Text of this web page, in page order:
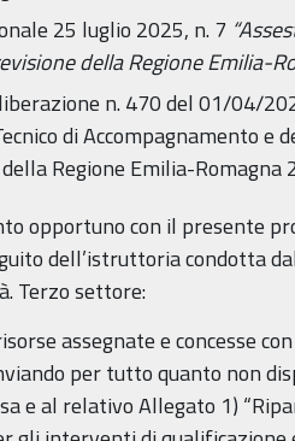
25 luglio 2025, n. 7
della Regione Emilia-
n. 470 del 01/04/
di Accompagnamento e
Regione Emilia-Romagna
opportuno con il presente
dell’istruttoria condotta
Terzo settore:
assegnate e concesse
per tutto quanto non
e al relativo Allegato 1)